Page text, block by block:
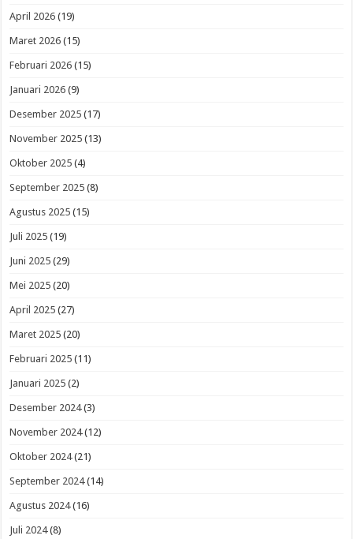
April 2026 (19)
Maret 2026 (15)
Februari 2026 (15)
Januari 2026 (9)
Desember 2025 (17)
November 2025 (13)
Oktober 2025 (4)
September 2025 (8)
Agustus 2025 (15)
Juli 2025 (19)
Juni 2025 (29)
Mei 2025 (20)
April 2025 (27)
Maret 2025 (20)
Februari 2025 (11)
Januari 2025 (2)
Desember 2024(3)
November 2024(12)
Oktober 2024(21)
September 2024(14)
Agustus 2024(16)
Juli 2024(8)